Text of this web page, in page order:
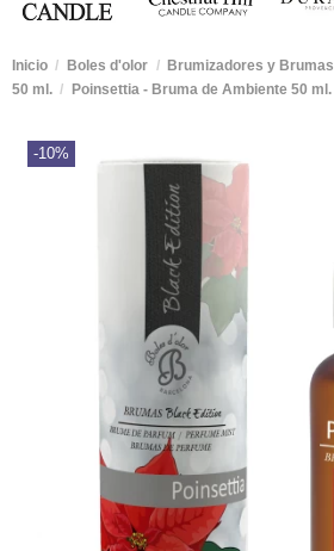
Inicio Boles d'olor Brumizadores y Brumas
50 ml.
Poinsettia - Bruma de Ambiente 50 ml.
-10%